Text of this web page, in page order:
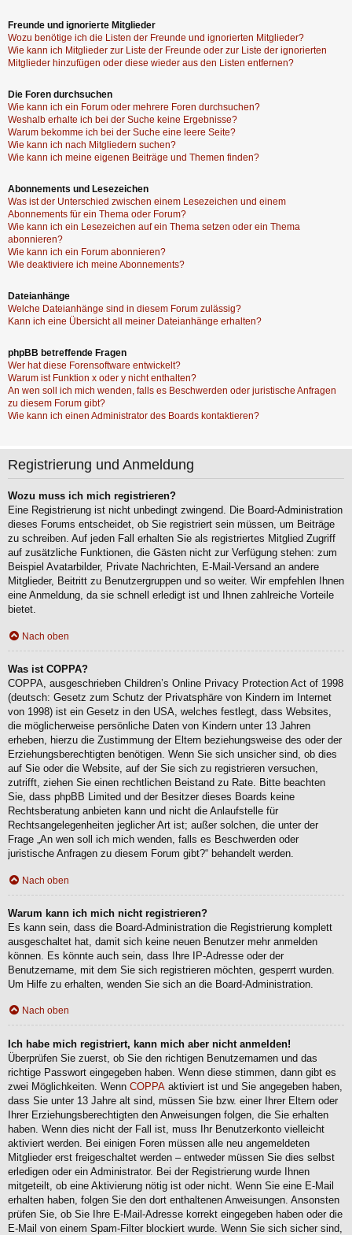
Freunde und ignorierte Mitglieder
Wozu benötige ich die Listen der Freunde und ignorierten Mitglieder?
Wie kann ich Mitglieder zur Liste der Freunde oder zur Liste der ignorierten
Mitglieder hinzufügen oder diese wieder aus den Listen entfernen?
Die Foren durchsuchen
Wie kann ich ein Forum oder mehrere Foren durchsuchen?
Weshalb erhalte ich bei der Suche keine Ergebnisse?
Warum bekomme ich bei der Suche eine leere Seite?
Wie kann ich nach Mitgliedern suchen?
Wie kann ich meine eigenen Beiträge und Themen finden?
Abonnements und Lesezeichen
Was ist der Unterschied zwischen einem Lesezeichen und einem
Abonnements für ein Thema oder Forum?
Wie kann ich ein Lesezeichen auf ein Thema setzen oder ein Thema
abonnieren?
Wie kann ich ein Forum abonnieren?
Wie deaktiviere ich meine Abonnements?
Dateianhänge
Welche Dateianhänge sind in diesem Forum zulässig?
Kann ich eine Übersicht all meiner Dateianhänge erhalten?
phpBB betreffende Fragen
Wer hat diese Forensoftware entwickelt?
Warum ist Funktion x oder y nicht enthalten?
An wen soll ich mich wenden, falls es Beschwerden oder juristische Anfragen
zu diesem Forum gibt?
Wie kann ich einen Administrator des Boards kontaktieren?
Registrierung und Anmeldung
Wozu muss ich mich registrieren?
Eine Registrierung ist nicht unbedingt zwingend. Die Board-Administration
dieses Forums entscheidet, ob Sie registriert sein müssen, um Beiträge
zu schreiben. Auf jeden Fall erhalten Sie als registriertes Mitglied Zugriff
auf zusätzliche Funktionen, die Gästen nicht zur Verfügung stehen: zum
Beispiel Avatarbilder, Private Nachrichten, E-Mail-Versand an andere
Mitglieder, Beitritt zu Benutzergruppen und so weiter. Wir empfehlen Ihnen
eine Anmeldung, da sie schnell erledigt ist und Ihnen zahlreiche Vorteile
bietet.
Nach oben
Was ist COPPA?
COPPA, ausgeschrieben Children’s Online Privacy Protection Act of 1998
(deutsch: Gesetz zum Schutz der Privatsphäre von Kindern im Internet
von 1998) ist ein Gesetz in den USA, welches festlegt, dass Websites,
die möglicherweise persönliche Daten von Kindern unter 13 Jahren
erheben, hierzu die Zustimmung der Eltern beziehungsweise des oder der
Erziehungsberechtigten benötigen. Wenn Sie sich unsicher sind, ob dies
auf Sie oder die Website, auf der Sie sich zu registrieren versuchen,
zutrifft, ziehen Sie einen rechtlichen Beistand zu Rate. Bitte beachten
Sie, dass phpBB Limited und der Besitzer dieses Boards keine
Rechtsberatung anbieten kann und nicht die Anlaufstelle für
Rechtsangelegenheiten jeglicher Art ist; außer solchen, die unter der
Frage „An wen soll ich mich wenden, falls es Beschwerden oder
juristische Anfragen zu diesem Forum gibt?“ behandelt werden.
Nach oben
Warum kann ich mich nicht registrieren?
Es kann sein, dass die Board-Administration die Registrierung komplett
ausgeschaltet hat, damit sich keine neuen Benutzer mehr anmelden
können. Es könnte auch sein, dass Ihre IP-Adresse oder der
Benutzername, mit dem Sie sich registrieren möchten, gesperrt wurden.
Um Hilfe zu erhalten, wenden Sie sich an die Board-Administration.
Nach oben
Ich habe mich registriert, kann mich aber nicht anmelden!
Überprüfen Sie zuerst, ob Sie den richtigen Benutzernamen und das
richtige Passwort eingegeben haben. Wenn diese stimmen, dann gibt es
zwei Möglichkeiten. Wenn COPPA aktiviert ist und Sie angegeben haben,
dass Sie unter 13 Jahre alt sind, müssen Sie bzw. einer Ihrer Eltern oder
Ihrer Erziehungsberechtigten den Anweisungen folgen, die Sie erhalten
haben. Wenn dies nicht der Fall ist, muss Ihr Benutzerkonto vielleicht
aktiviert werden. Bei einigen Foren müssen alle neu angemeldeten
Mitglieder erst freigeschaltet werden – entweder müssen Sie dies selbst
erledigen oder ein Administrator. Bei der Registrierung wurde Ihnen
mitgeteilt, ob eine Aktivierung nötig ist oder nicht. Wenn Sie eine E-Mail
erhalten haben, folgen Sie den dort enthaltenen Anweisungen. Ansonsten
prüfen Sie, ob Sie Ihre E-Mail-Adresse korrekt eingegeben haben oder die
E-Mail von einem Spam-Filter blockiert wurde. Wenn Sie sich sicher sind,